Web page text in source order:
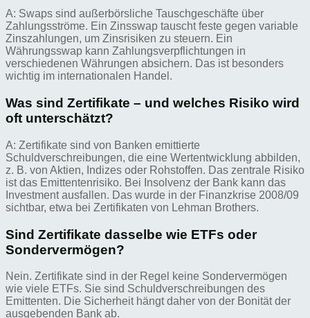
A: Swaps sind außerbörsliche Tauschgeschäfte über
Zahlungsströme. Ein Zinsswap tauscht feste gegen variable
Zinszahlungen, um Zinsrisiken zu steuern. Ein
Währungsswap kann Zahlungsverpflichtungen in
verschiedenen Währungen absichern. Das ist besonders
wichtig im internationalen Handel.
Was sind Zertifikate – und welches Risiko wird
oft unterschätzt?
A: Zertifikate sind von Banken emittierte
Schuldverschreibungen, die eine Wertentwicklung abbilden,
z. B. von Aktien, Indizes oder Rohstoffen. Das zentrale Risiko
ist das Emittentenrisiko. Bei Insolvenz der Bank kann das
Investment ausfallen. Das wurde in der Finanzkrise 2008/09
sichtbar, etwa bei Zertifikaten von Lehman Brothers.
Sind Zertifikate dasselbe wie ETFs oder
Sondervermögen?
Nein. Zertifikate sind in der Regel keine Sondervermögen
wie viele ETFs. Sie sind Schuldverschreibungen des
Emittenten. Die Sicherheit hängt daher von der Bonität der
ausgebenden Bank ab.